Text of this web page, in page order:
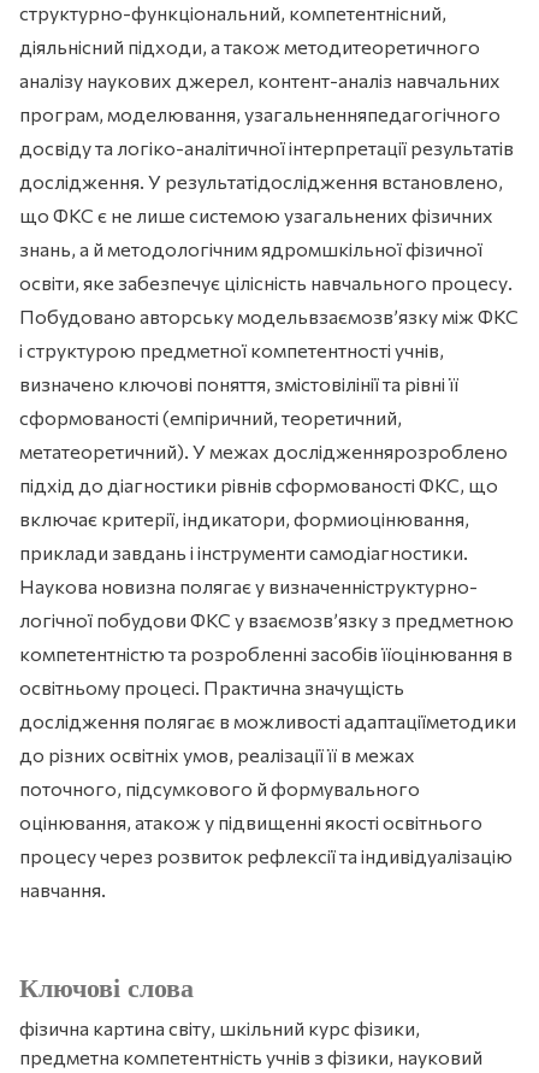
Ключові слова
фізична картина світу, шкільний курс фізики,
предметна компетентність учнів з фізики, науковий
структурно-функціональний, компетентнісний,
діяльнісний підходи, а також методитеоретичного
аналізу наукових джерел, контент-аналіз навчальних
програм, моделювання, узагальненняпедагогічного
досвіду та логіко-аналітичної інтерпретації результатів
дослідження. У результатідослідження встановлено,
що ФКС є не лише системою узагальнених фізичних
знань, а й методологічним ядромшкільної фізичної
освіти, яке забезпечує цілісність навчального процесу.
Побудовано авторську модельвзаємозв’язку між ФКС
і структурою предметної компетентності учнів,
визначено ключові поняття, змістовілінії та рівні її
сформованості (емпіричний, теоретичний,
метатеоретичний). У межах дослідженнярозроблено
підхід до діагностики рівнів сформованості ФКС, що
включає критерії, індикатори, формиоцінювання,
приклади завдань і інструменти самодіагностики.
Наукова новизна полягає у визначенніструктурно-
логічної побудови ФКС у взаємозв’язку з предметною
компетентністю та розробленні засобів їїоцінювання в
освітньому процесі. Практична значущість
дослідження полягає в можливості адаптаціїметодики
до різних освітніх умов, реалізації її в межах
поточного, підсумкового й формувального
оцінювання, атакож у підвищенні якості освітнього
процесу через розвиток рефлексії та індивідуалізацію
навчання.